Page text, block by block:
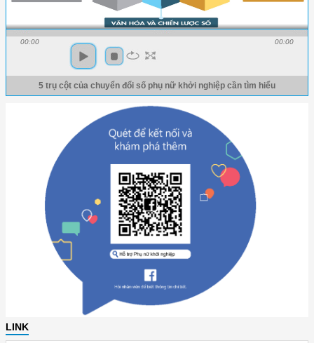
00:00 00:00
5 trụ cột của chuyển đổi số phụ nữ khởi nghiệp cần tìm hiểu
LINK